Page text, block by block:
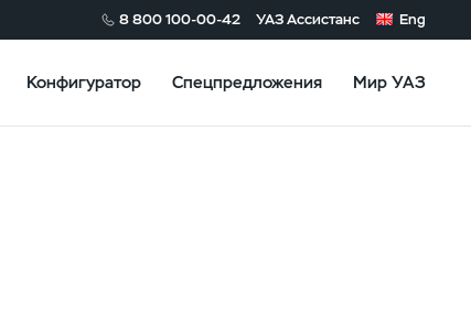
8 800 100-00-42 УАЗ Ассистанс Eng
Конфигуратор Спецпредложения Мир УАЗ